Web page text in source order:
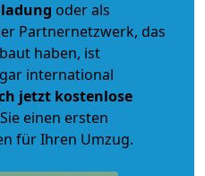
oder als
Partnernetzwerk, das
haben, ist
international
jetzt kostenlose
einen ersten
für Ihren Umzug.